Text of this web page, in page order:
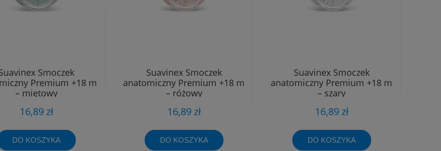
Smoczek
Premium +18 m
– miętowy
16,89 zł
DO KOSZYKA
Suavinex Smoczek
anatomiczny Premium +18 m
– różowy
16,89 zł
DO KOSZYKA
Suavinex Smoczek
anatomiczny Premium +18 m
– szary
16,89 zł
DO KOSZYKA